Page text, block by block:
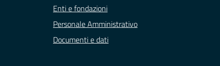
Enti e fondazioni
Personale Amministrativo
Documenti e dati